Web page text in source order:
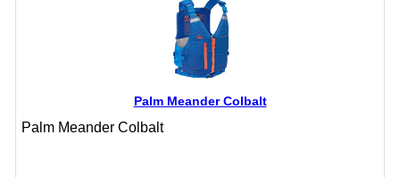
Palm Meander Colbalt
Palm Meander Colbalt